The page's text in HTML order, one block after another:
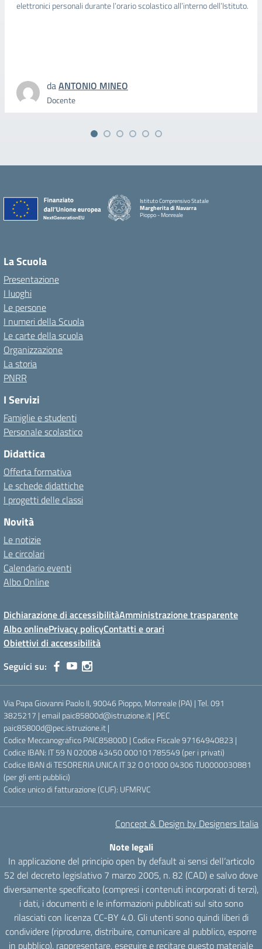
elettronici personali durante l’orario scolastico all’interno dell’Istituto.
daANTONIO MINEO
Docente
Istituto Comprensivo Statale
Margherita di Navarra
Pioppo - Monreale
La Scuola
Presentazione
I luoghi
Le persone
I numeri della Scuola
Le carte della scuola
Organizzazione
La storia
PNRR
I Servizi
Famiglie e studenti
Personale scolastico
Didattica
Offerta formativa
Le schede didattiche
I progetti delle classi
Novità
Le notizie
Le circolari
Calendario eventi
Albo Online
Dichiarazione di accessibilitàAmministrazione trasparente
Albo onlinePrivacy policyContatti e orari
Obiettivi di accessibilità
Seguici su:
Via Papa Giovanni Paolo II, 90046 Pioppo, Monreale (PA) | Tel. 091
3825217 | email paic85800d@istruzione.it | PEC
paic85800d@pec.istruzione.it |
Codice Meccanografico PAIC85800D | Codice Fiscale 97164940823 |
Codice IBAN: IT 59 N 02008 43450 000101785549 (per i privati)
Codice IBAN di TESORERIA UNICA IT 32 O 01000 04306 TU0000030881
(per gli enti pubblici)
Codice unico di fatturazione (CUF): UFMRVC
Concept & Design by Designers Italia
Note legali
In applicazione del principio open by default ai sensi dell’articolo
52 del decreto legislativo 7 marzo 2005, n. 82 (CAD) e salvo dove
diversamente specificato (compresi i contenuti incorporati di terzi),
i dati, i documenti e le informazioni pubblicati sul sito sono
rilasciati con licenza CC-BY 4.0. Gli utenti sono quindi liberi di
condividere (riprodurre, distribuire, comunicare al pubblico, esporre
in pubblico), rappresentare, eseguire e recitare questo materiale